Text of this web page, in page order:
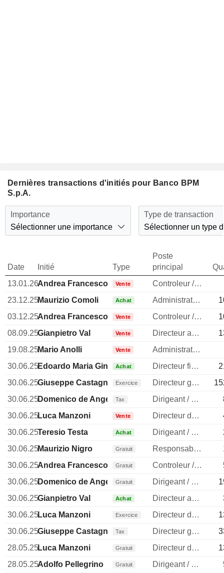
Dernières transactions d'initiés pour Banco BPM
S.p.A.
Importance
Sélectionner une importance
Type de transaction
Sélectionner un type
Date Initié Type
Poste
principal
13.01.26Andrea Francesco Alessandri
Vente
Controleur / auditeur
23.12.25Maurizio Comoli Achat Administrateur
03.12.25Andrea Francesco Alessandri
Vente Controleur / auditeur
08.09.25Gianpietro Val Vente Directeur administratif
19.08.25Mario Anolli Vente
Administrateur
30.06.25Edoardo Maria Ginevra
Achat Directeur financier
30.06.25Giuseppe Castagna Exercice Directeur general
30.06.25Domenico de AngelisTax Dirigeant / cadre principal
30.06.25Luca Manzoni Vente Directeur des investissements
30.06.25Teresio Testa Achat Dirigeant / cadre principal
30.06.25Maurizio Nigro Gratuit Responsable conformite
30.06.25Andrea Francesco Alessandri
Gratuit Controleur / auditeur
30.06.25Domenico de AngelisGratuit Dirigeant / cadre principal
30.06.25Gianpietro Val Achat Directeur administratif
30.06.25Luca Manzoni Exercice Directeur des investissements
30.06.25Giuseppe Castagna Tax Directeur general
28.05.25Luca Manzoni Gratuit Directeur des investissements
28.05.25Adolfo Pellegrino Gratuit Dirigeant / cadre principal